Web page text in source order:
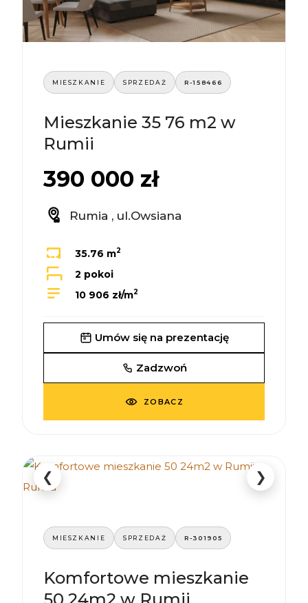
MIESZKANIE SPRZEDAŻ R-158466
Mieszkanie 35 76 m2 w
Rumii
390 000 zł
Rumia , ul.Owsiana
35.76 m2
2 pokoi
10 906 zł/m2
Umów się na prezentację
Zadzwoń
ZOBACZ
❮ ❯
MIESZKANIE SPRZEDAŻ R-301905
Komfortowe mieszkanie